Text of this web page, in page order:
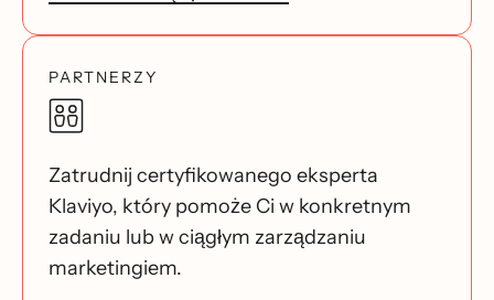
PARTNERZY
Zatrudnij certyfikowanego eksperta
Klaviyo, który pomoże Ci w konkretnym
zadaniu lub w ciągłym zarządzaniu
marketingiem.